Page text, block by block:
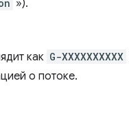
»).
как G-XXXXXXXXXX
о потоке.